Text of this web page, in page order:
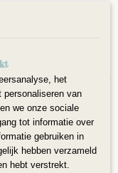
het
personaliseren van
we onze sociale
tot informatie over
gebruiken in
hebben verzameld
hebt verstrekt.